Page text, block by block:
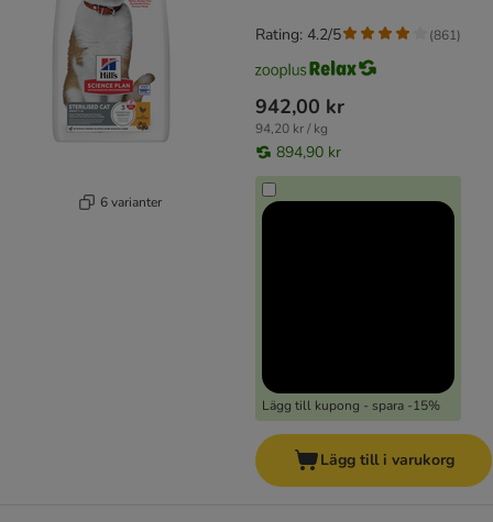
6 varianter
942,00 kr
94,20 kr / kg
894,90 kr
Lägg till kupong - spara -15%
Rating: 4.2/5 (861)
Lägg till i varukorg